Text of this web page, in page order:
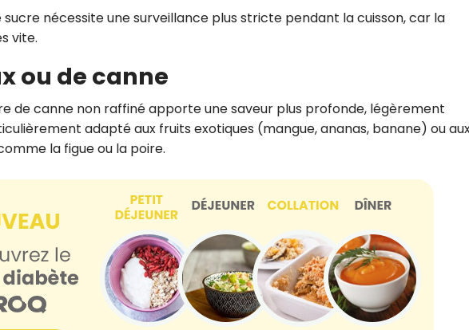
nécessite une surveillance plus stricte pendant la cuisson, car la
vite.
ou de canne
de canne non raffiné apporte une saveur plus profonde, légèrement
adapté aux fruits exotiques (mangue, ananas, banane) ou
la figue ou la poire.